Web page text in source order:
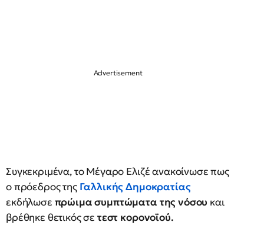
Συγκεκριμένα, το Μέγαρο Ελιζέ ανακοίνωσε πως
ο πρόεδρος της Γαλλικής Δημοκρατίας
εκδήλωσε πρώιμα συμπτώματα της νόσου και
βρέθηκε θετικός σε τεστ κορονοϊού.